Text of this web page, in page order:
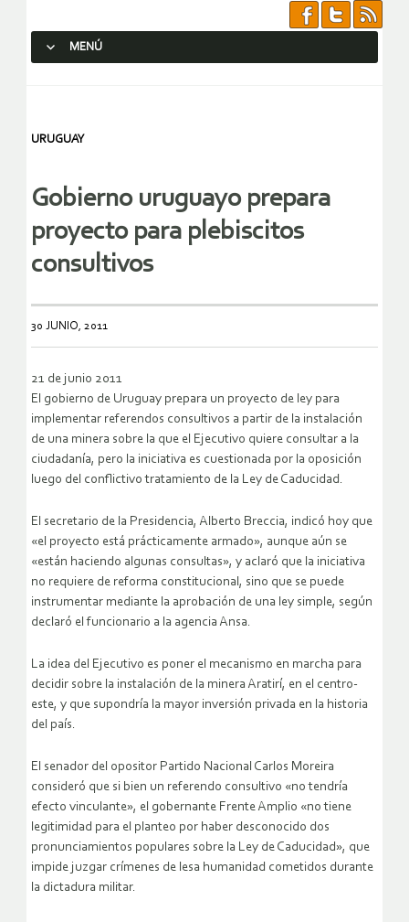
MENÚ
URUGUAY
Gobierno uruguayo prepara
proyecto para plebiscitos
consultivos
30 JUNIO, 2011
21 de junio 2011
El gobierno de Uruguay prepara un proyecto de ley para
implementar referendos consultivos a partir de la instalación
de una minera sobre la que el Ejecutivo quiere consultar a la
ciudadanía, pero la iniciativa es cuestionada por la oposición
luego del conflictivo tratamiento de la Ley de Caducidad.
El secretario de la Presidencia, Alberto Breccia, indicó hoy que
«el proyecto está prácticamente armado», aunque aún se
«están haciendo algunas consultas», y aclaró que la iniciativa
no requiere de reforma constitucional, sino que se puede
instrumentar mediante la aprobación de una ley simple, según
declaró el funcionario a la agencia Ansa.
La idea del Ejecutivo es poner el mecanismo en marcha para
decidir sobre la instalación de la minera Aratirí, en el centro-
este, y que supondría la mayor inversión privada en la historia
del país.
El senador del opositor Partido Nacional Carlos Moreira
consideró que si bien un referendo consultivo «no tendría
efecto vinculante», el gobernante Frente Amplio «no tiene
legitimidad para el planteo por haber desconocido dos
pronunciamientos populares sobre la Ley de Caducidad», que
impide juzgar crímenes de lesa humanidad cometidos durante
la dictadura militar.